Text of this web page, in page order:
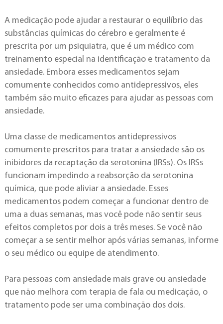
A medicação pode ajudar a restaurar o equilíbrio das
substâncias químicas do cérebro e geralmente é
prescrita por um psiquiatra, que é um médico com
treinamento especial na identificação e tratamento da
ansiedade. Embora esses medicamentos sejam
comumente conhecidos como antidepressivos, eles
também são muito eficazes para ajudar as pessoas com
ansiedade.
Uma classe de medicamentos antidepressivos
comumente prescritos para tratar a ansiedade são os
inibidores da recaptação da serotonina (IRSs). Os IRSs
funcionam impedindo a reabsorção da serotonina
química, que pode aliviar a ansiedade. Esses
medicamentos podem começar a funcionar dentro de
uma a duas semanas, mas você pode não sentir seus
efeitos completos por dois a três meses. Se você não
começar a se sentir melhor após várias semanas, informe
o seu médico ou equipe de atendimento.
Para pessoas com ansiedade mais grave ou ansiedade
que não melhora com terapia de fala ou medicação, o
tratamento pode ser uma combinação dos dois.